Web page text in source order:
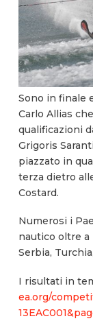
Sono in finale
Carlo Allias
qualificazioni
Grigoris
piazzato in
terza dietro
Costard.
Numerosi i
nautico oltre a
Serbia,
I risultati in
ea.org/